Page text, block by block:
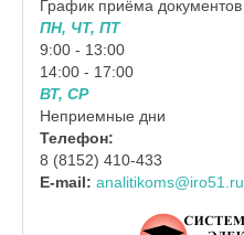
График приёма документов
ПН, ЧТ, ПТ
9:00 - 13:00
14:00 - 17:00
ВТ, СР
Неприемные дни
Телефон:
8 (8152) 410-433
E-mail: analitikoms@iro51.ru